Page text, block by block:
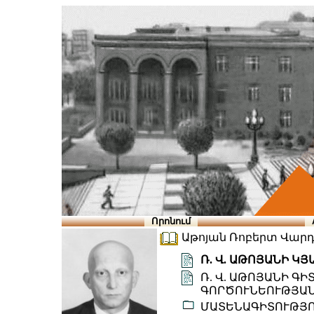
Որոնում
Աթոյան Ռոբերտ
Ռ. Վ. ԱԹՈՅԱՆԻ
Ռ. Վ. ԱԹՈՅԱՆԻ